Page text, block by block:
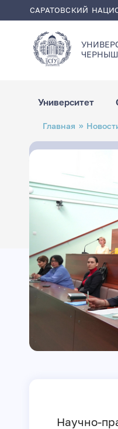
содержанию
САРАТОВСКИЙ
Университет
Строка
навигации
Главная
Научно-